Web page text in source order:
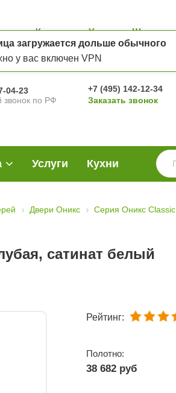
загружается дольше обычного
у вас включен VPN
Контакты Услуги Шоу-рум
04-23
звонок по РФ
+7 (495) 142-12-34
Заказать звонок
Услуги Кухни
Двери Оникс Серия Оникс Classic
сатинат белый
Рейтинг:
Полотно:
38 682 руб